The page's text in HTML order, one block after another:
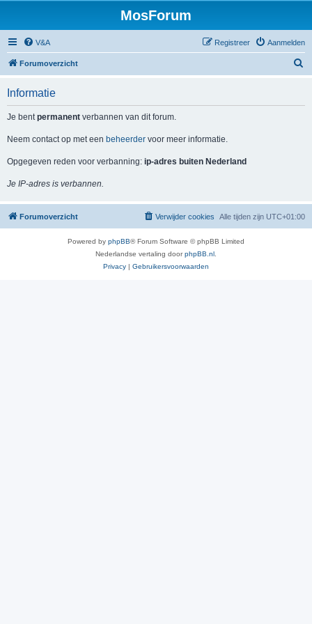
MosForum
V&A Aanmelden
Registreer
Forumoverzicht
Informatie
Je bentpermanent verbannen van dit forum.
Neem contact op met een beheerder voor meer informatie.
Opgegeven reden voor verbanning: ip-adres buiten Nederland
Je IP-adres is verbannen.
Forumoverzicht Alle tijden zijn UTC+01:00
Verwijder cookies
Powered by phpBB® Forum Software © phpBB Limited
Nederlandse vertaling doorphpBB.nl
Privacy | Gebruikersvoorwaarden